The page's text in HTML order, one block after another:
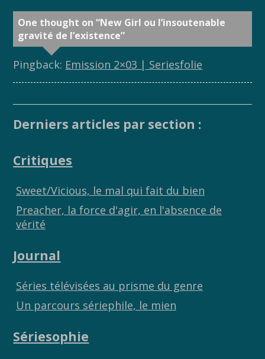
One thought on “New Girl ou l’insoutenable
gravité de l’existence”
Pingback: Emission 2×03 | Seriesfolie
Derniers articles par section :
Critiques
Sweet/Vicious, le mal qui fait du bien
Preacher, la force d'agir, en l'absence de
vérité
Journal
Séries télévisées au prisme du genre
Un parcours sériephile, le mien
Sériesophie